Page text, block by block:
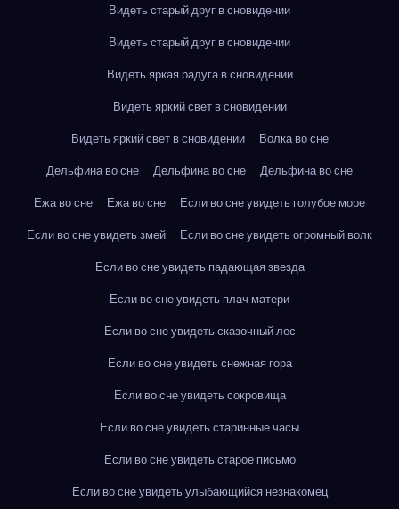
Видеть старый друг в сновидении
Видеть старый друг в сновидении
Видеть яркая радуга в сновидении
Видеть яркий свет в сновидении
Видеть яркий свет в сновидении
Волка во сне
Дельфина во сне
Дельфина во сне
Дельфина во сне
Ежа во сне
Ежа во сне
Если во сне увидеть голубое море
Если во сне увидеть змей
Если во сне увидеть огромный волк
Если во сне увидеть падающая звезда
Если во сне увидеть плач матери
Если во сне увидеть сказочный лес
Если во сне увидеть снежная гора
Если во сне увидеть сокровища
Если во сне увидеть старинные часы
Если во сне увидеть старое письмо
Если во сне увидеть улыбающийся незнакомец